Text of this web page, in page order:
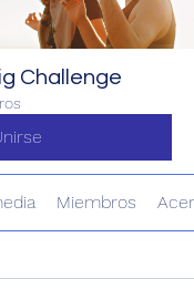
Challenge
Miembros